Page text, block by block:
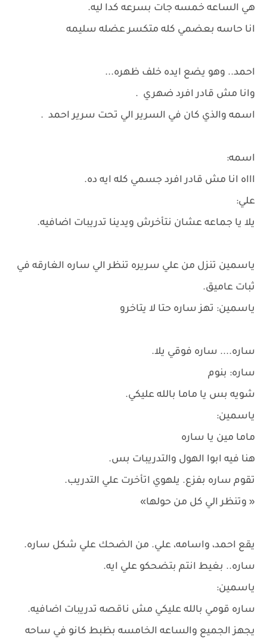
هي الساعه خمسه جات بسرعه كدا ليه.
انا حاسه بعضمي كله متكسر عضله سليمه
احمد.. وهو يضع ايده خلف ظهره...
وانا مش قادر افرد ضهري .
اسمه والذي كان في السرير الي تحت سرير احمد .
اسمه:
اااه انا مش قادر افرد جسمي كله ايه ده.
علي:
يلا يا جماعه عشان نتأخرش ويدينا تدريبات اضافيه.
ياسمين تنزل من علي سريره تنظر الي ساره الغارقه في
ثبات عاميق.
ياسمين: تهز ساره حتا لا يتاخرو
ساره.... ساره فوقي يلا.
ساره: بنوم
شويه بس يا ماما بالله عليكي.
ياسمين:
ماما مين يا ساره
هنا فيه ابوا الهول والتدريبات بس.
تقوم ساره بفزع. يلهوي اتأخرت علي التدريب.
« وتنظر الي كل من حولها»
يقع احمد، واسامه، علي. من الضحك علي شكل ساره.
ساره.. بغيط انتم بتضحكو علي ايه.
ياسمين:
ساره قومي بالله عليكي مش ناقصه تدريبات اضافيه.
يجهز الجميع والساعه الخامسه بظبط كانو في ساحه